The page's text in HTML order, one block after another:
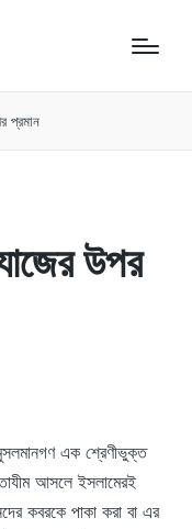
প্রমান
উপর
এক শ্রেণীভুক্ত
আসলে ইসলামেরই
কবরকে পাকা করা বা এর